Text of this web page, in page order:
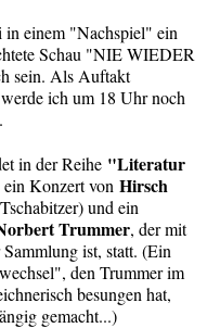
in einem "Nachspiel" ein
Schau "NIE WIEDER
sein. Als Auftakt
werde ich um 18 Uhr noch
in der Reihe "Literatur
ein Konzert von Hirsch
und ein
Trummer, der mit
ist, statt. (Ein
den Trummer im
besungen hat,
gemacht...)